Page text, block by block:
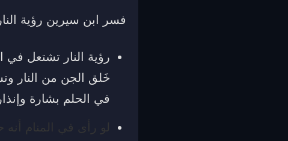
فسر ابن سيرين رؤية
رؤية النار تشتعل في
خَلق الجن من النار
في الحلم بشارة
لو رأى في المنام